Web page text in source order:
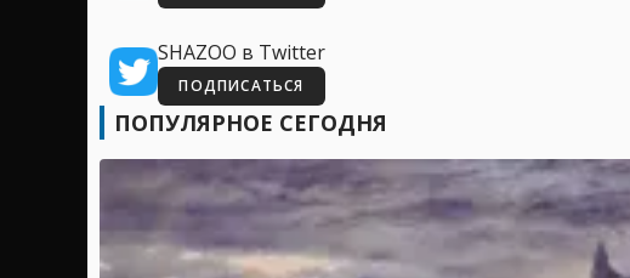
SHAZOO в Twitter
ПОДПИСАТЬСЯ
ПОПУЛЯРНОЕ СЕГОДНЯ